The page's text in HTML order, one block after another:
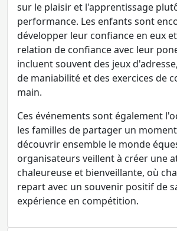
sur le plaisir et l'apprentissage
performance. Les enfants sont
développer leur confiance en eux
relation de confiance avec leur
incluent souvent des jeux
de maniabilité et des exercices de
main.
Ces événements sont également
les familles de partager un
découvrir ensemble le monde
organisateurs veillent à créer une
chaleureuse et bienveillante, où
repart avec un souvenir positif de
expérience en compétition.